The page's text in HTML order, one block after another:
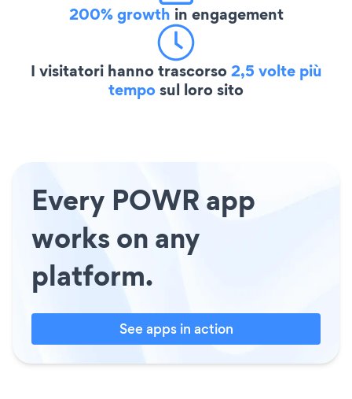
200% growth in engagement
I visitatori hanno trascorso2,5 volte più
temposul loro sito
Every POWR app
works on any
platform.
See apps in action